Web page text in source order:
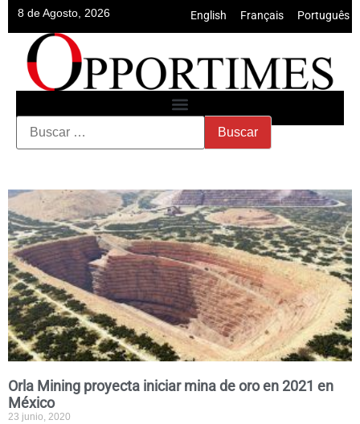
8 de Agosto, 2026 English Français Português
Orla Mining proyecta iniciar mina de oro en 2021 en
México
23 junio, 2020